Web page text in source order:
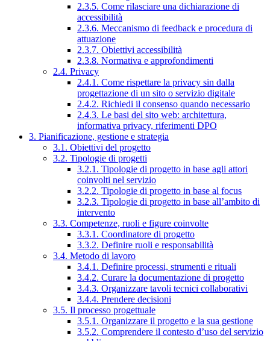
2.3.5. Come rilasciare una dichiarazione di
accessibilità
2.3.6. Meccanismo di feedback e procedura di
attuazione
2.3.7. Obiettivi accessibilità
2.3.8. Normativa e approfondimenti
2.4. Privacy
2.4.1. Come rispettare la privacy sin dalla
progettazione di un sito o servizio digitale
2.4.2. Richiedi il consenso quando necessario
2.4.3. Le basi del sito web: architettura,
informativa privacy, riferimenti DPO
3. Pianificazione, gestione e strategia
3.1. Obiettivi del progetto
3.2. Tipologie di progetti
3.2.1. Tipologie di progetto in base agli attori
coinvolti nel servizio
3.2.2. Tipologie di progetto in base al focus
3.2.3. Tipologie di progetto in base all’ambito di
intervento
3.3. Competenze, ruoli e figure coinvolte
3.3.1. Coordinatore di progetto
3.3.2. Definire ruoli e responsabilità
3.4. Metodo di lavoro
3.4.1. Definire processi, strumenti e rituali
3.4.2. Curare la documentazione di progetto
3.4.3. Organizzare tavoli tecnici collaborativi
3.4.4. Prendere decisioni
3.5. Il processo progettuale
3.5.1. Organizzare il progetto e la sua gestione
3.5.2. Comprendere il contesto d’uso del servizio